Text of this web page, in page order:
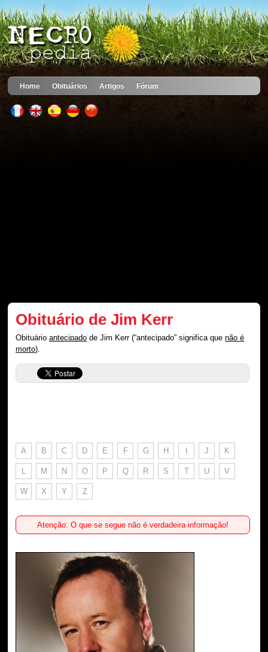
Home Obituários Artigos Fórum
Obituário de Jim Kerr
Obituárioantecipado de Jim Kerr (“antecipado” significa quenão é
morto).
A B C D E F G H I J K
L M N O P Q R S T U V
W X Y Z
Atenção: O que se segue não é verdadeira informação!